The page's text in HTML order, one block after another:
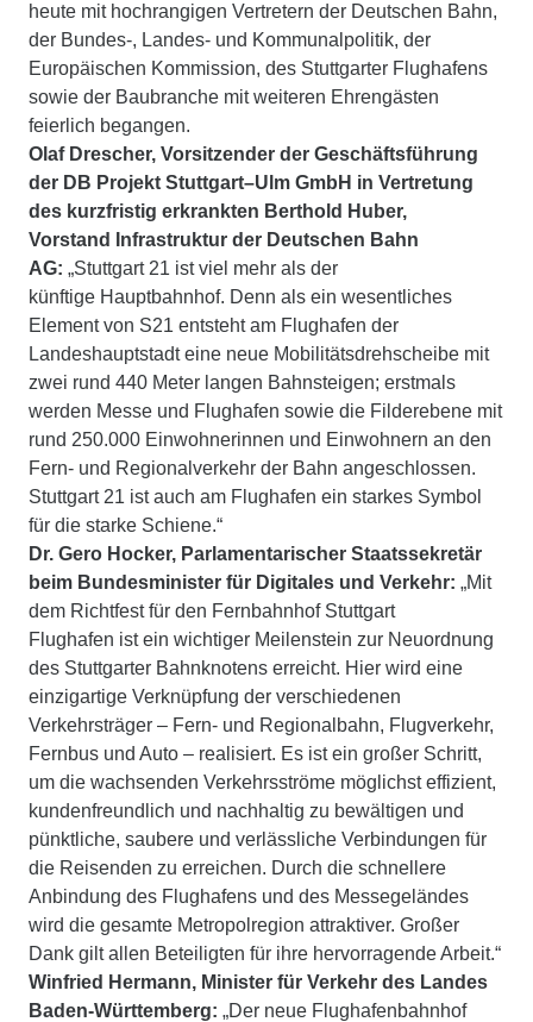
heute mit hochrangigen Vertretern der Deutschen Bahn,
der Bundes-, Landes- und Kommunalpolitik, der
Europäischen Kommission, des Stuttgarter Flughafens
sowie der Baubranche mit weiteren Ehrengästen
feierlich begangen.
Olaf Drescher, Vorsitzender der Geschäftsführung
der DB Projekt Stuttgart–Ulm GmbH in Vertretung
des kurzfristig erkrankten Berthold Huber,
Vorstand Infrastruktur der Deutschen Bahn
AG: „Stuttgart 21 ist viel mehr als der
künftige Hauptbahnhof. Denn als ein wesentliches
Element von S21 entsteht am Flughafen der
Landeshauptstadt eine neue Mobilitätsdrehscheibe mit
zwei rund 440 Meter langen Bahnsteigen; erstmals
werden Messe und Flughafen sowie die Filderebene mit
rund 250.000 Einwohnerinnen und Einwohnern an den
Fern- und Regionalverkehr der Bahn angeschlossen.
Stuttgart 21 ist auch am Flughafen ein starkes Symbol
für die starke Schiene.“
Dr. Gero Hocker, Parlamentarischer Staatssekretär
beim Bundesminister für Digitales und Verkehr: „Mit
dem Richtfest für den Fernbahnhof Stuttgart
Flughafen ist ein wichtiger Meilenstein zur Neuordnung
des Stuttgarter Bahnknotens erreicht. Hier wird eine
einzigartige Verknüpfung der verschiedenen
Verkehrsträger – Fern- und Regionalbahn, Flugverkehr,
Fernbus und Auto – realisiert. Es ist ein großer Schritt,
um die wachsenden Verkehrsströme möglichst effizient,
kundenfreundlich und nachhaltig zu bewältigen und
pünktliche, saubere und verlässliche Verbindungen für
die Reisenden zu erreichen. Durch die schnellere
Anbindung des Flughafens und des Messegeländes
wird die gesamte Metropolregion attraktiver. Großer
Dank gilt allen Beteiligten für ihre hervorragende Arbeit.“
Winfried Hermann, Minister für Verkehr des Landes
Baden-Württemberg: „Der neue Flughafenbahnhof